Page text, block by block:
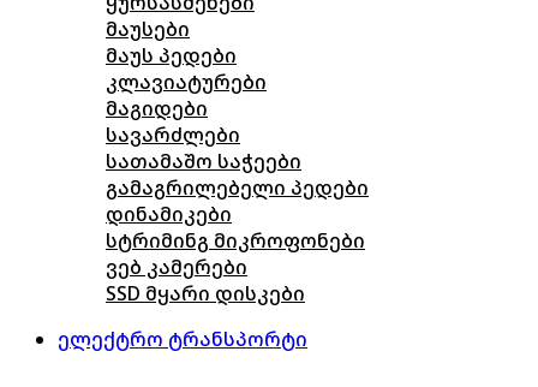
მაუსები
მაუს პედები
კლავიატურები
მაგიდები
სავარძლები
სათამაშო საჭეები
გამაგრილებელი პედები
დინამიკები
სტრიმინგ მიკროფონები
ვებ კამერები
SSD მყარი დისკები
ელექტრო ტრანსპორტი